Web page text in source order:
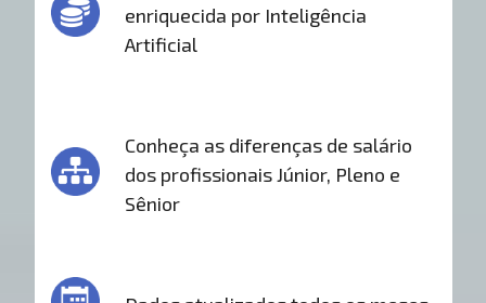
enriquecida por Inteligência
Artificial
Conheça as diferenças de salário
dos profissionais Júnior, Pleno e
Sênior